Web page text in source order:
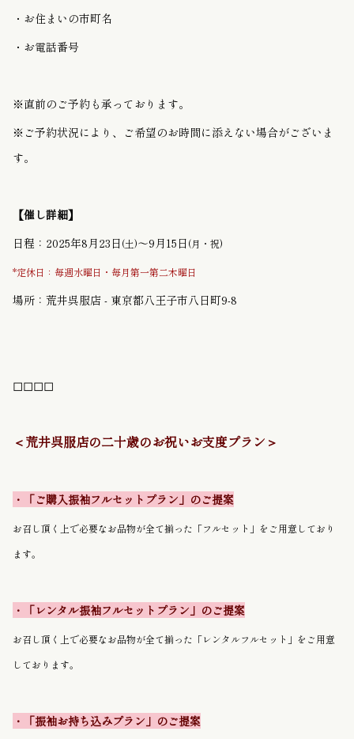
・お住まいの市町名
・お電話番号
※直前のご予約も承っております。
※ご予約状況により、ご希望のお時間に添えない場合がございま
す。
【催し詳細】
日程：2025年8月23日(土)〜9月15日(月・祝)
*定休日：毎週水曜日・毎月第一第二木曜日
場所：荒井呉服店 - 東京都八王子市八日町9-8
◻︎◻︎◻︎◻︎
＜荒井呉服店の二十歳のお祝いお支度プラン＞
・「ご購入振袖フルセットプラン」のご提案
お召し頂く上で必要なお品物が全て揃った「フルセット」をご用意しており
ます。
・「レンタル振袖フルセットプラン」のご提案
お召し頂く上で必要なお品物が全て揃った「レンタルフルセット」をご用意
しております。
・「振袖お持ち込みプラン」のご提案